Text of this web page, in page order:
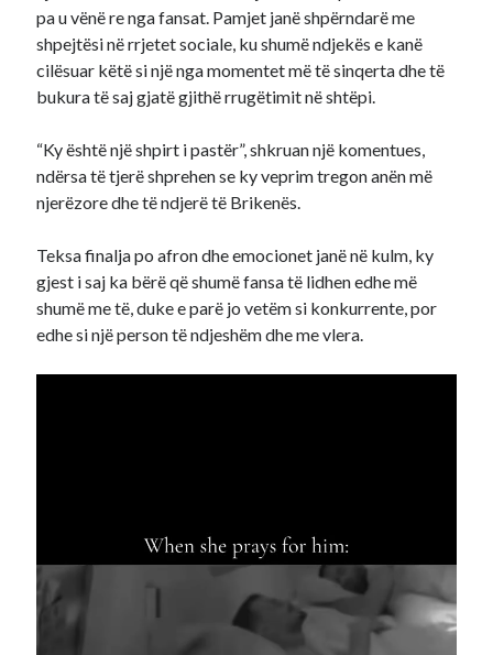
pa u vënë re nga fansat. Pamjet janë shpërndarë me
shpejtësi në rrjetet sociale, ku shumë ndjekës e kanë
cilësuar këtë si një nga momentet më të sinqerta dhe të
bukura të saj gjatë gjithë rrugëtimit në shtëpi.
“Ky është një shpirt i pastër”, shkruan një komentues,
ndërsa të tjerë shprehen se ky veprim tregon anën më
njerëzore dhe të ndjerë të Brikenës.
Teksa finalja po afron dhe emocionet janë në kulm, ky
gjest i saj ka bërë që shumë fansa të lidhen edhe më
shumë me të, duke e parë jo vetëm si konkurrente, por
edhe si një person të ndjeshëm dhe me vlera.